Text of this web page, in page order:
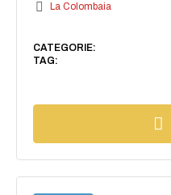
La Colombaia
CATEGORIE:
TAG: